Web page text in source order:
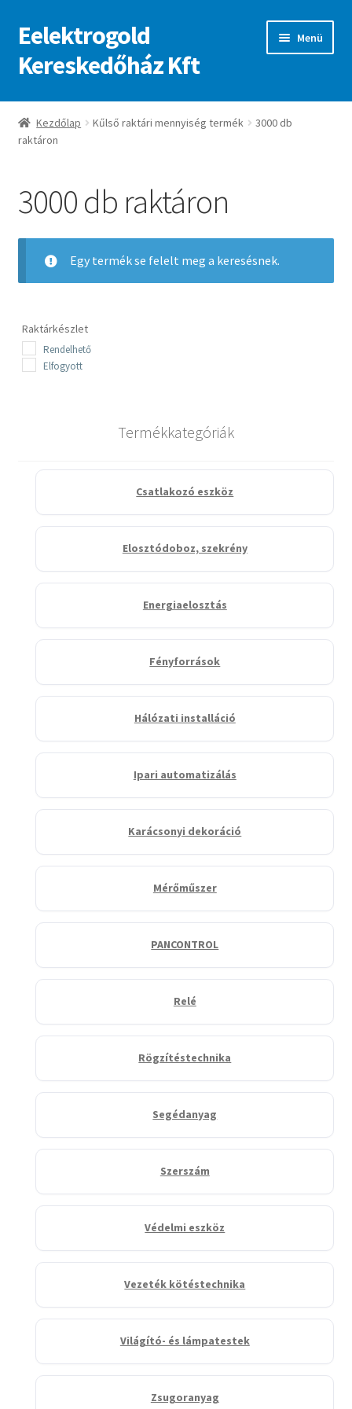
Ugrás
a
navigációhoz
Kilépés
a
tartalomba
Eelektrogold
Kereskedőház Kft
Menü
Kezdőlap
A fiókom
Kezdőlap Kűlső raktári mennyiség termék
3000 db
raktáron
3000 db raktáron
Egy termék se felelt meg a keresésnek.
Raktárkészlet
Rendelhető
Elfogyott
Termékkategóriák
Csatlakozó eszköz
Elosztódoboz, szekrény
Energiaelosztás
Fényforrások
Hálózati installáció
Ipari automatizálás
Karácsonyi dekoráció
Mérőműszer
PANCONTROL
Relé
Rögzítéstechnika
Segédanyag
Szerszám
Védelmi eszköz
Vezeték kötéstechnika
Világító- és lámpatestek
Zsugoranyag